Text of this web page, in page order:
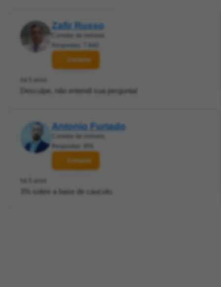
Zafir Russo
Corretor de imóveis
Respostas: 7.840
Contatar
há 5 anos
Desculpe, não entendi sua pergunta!
Antonio Furtado
Corretor de imóveis
Respostas: 956
Contatar
há 5 anos
3% sobre a base de cauculo.